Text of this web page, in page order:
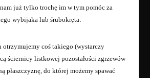
już tylko trochę im w tym pomóc za
wybijaka lub śrubokręta:
otrzymujemy coś takiego (wystarczy
ściernicy listkowej pozostałości zgrzewów
płaszczyznę, do której możemy spawać